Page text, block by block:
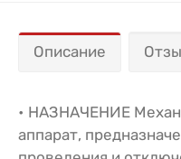
Описание
• НАЗНАЧЕНИЕ
аппарат,